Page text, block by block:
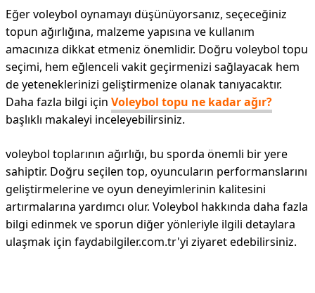
Eğer voleybol oynamayı düşünüyorsanız, seçeceğiniz
topun ağırlığına, malzeme yapısına ve kullanım
amacınıza dikkat etmeniz önemlidir. Doğru voleybol topu
seçimi, hem eğlenceli vakit geçirmenizi sağlayacak hem
de yeteneklerinizi geliştirmenize olanak tanıyacaktır.
Daha fazla bilgi için Voleybol topu ne kadar ağır?
başlıklı makaleyi inceleyebilirsiniz.
voleybol toplarının ağırlığı, bu sporda önemli bir yere
sahiptir. Doğru seçilen top, oyuncuların performanslarını
geliştirmelerine ve oyun deneyimlerinin kalitesini
artırmalarına yardımcı olur. Voleybol hakkında daha fazla
bilgi edinmek ve sporun diğer yönleriyle ilgili detaylara
ulaşmak için faydabilgiler.com.tr'yi ziyaret edebilirsiniz.